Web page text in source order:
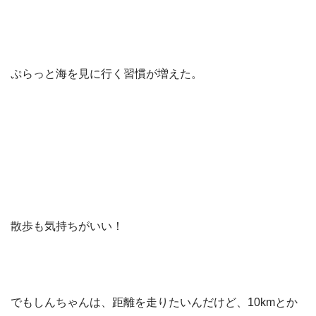
ぷらっと海を見に行く習慣が増えた。
散歩も気持ちがいい！
でもしんちゃんは、距離を走りたいんだけど、10kmとか